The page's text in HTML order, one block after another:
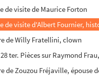
de visite de Maurice Forton
de visite d'Albert Fournier,
de Willy Fratellini, clown
ter. Pièces sur Raymond
de Zouzou Fréjaville, épouse